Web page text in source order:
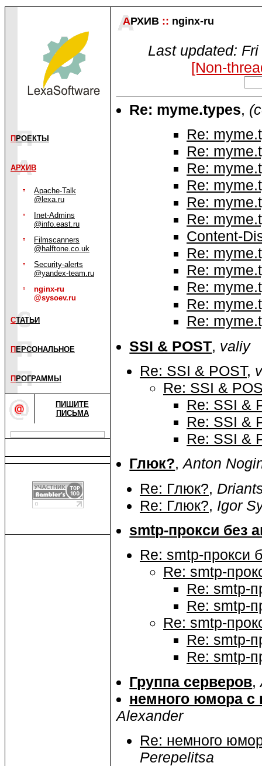
П РОЕКТЫ
АРХИВ
Apache-Talk
@lexa.ru
Inet-Admins
@info.east.ru
Filmscanners
@halftone.co.uk
Security-alerts
@yandex-team.ru
nginx-ru
@sysoev.ru
СТАТЬИ
П ЕРСОНАЛЬНОЕ
П РОГРАММЫ
ПИШИТЕ
ПИСЬМА
АРХИВ :: nginx-ru
Last updated:
[Non-
Re: myme.types,
Re:
Re:
Re:
Re:
Re:
Re:
Content-
Re:
Re:
Re:
Re:
Re:
SSI & POST, valiy
Re: SSI & POST,
Re: SSI &
Re: SSI &
Re: SSI &
Re: SSI &
Глюк?,Anton
Re: Глюк?,
Re: Глюк?, Igor
smtp-прокси без
Re: smtp-прокси
Re: smtp-
Re: smtp-
Re: smtp-
Re: smtp-
Re: smtp-
Re: smtp-
Группа серверов,
немного юмора с
Alexander
Re: немного
Perepelitsa